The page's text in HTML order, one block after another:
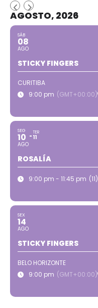
AGOSTO, 2026
SÁB
08
AGO
STICKY FINGERS
CURITIBA
9:00 pm (GMT+00:00)
SEG
10
AGO
TER
11
ROSALÍA
9:00 pm - 11:45 pm (11)
SEX
14
AGO
STICKY FINGERS
BELO HORIZONTE
9:00 pm (GMT+00:00)